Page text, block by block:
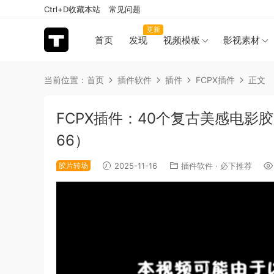
首页 发现
更新
视频模板 影视素材
Ctrl+D收藏本站 常见问题
当前位置： 首页 插件软件 插件 FCPX插件 正文
FCPX插件：40个复古美感电影
66）
胶片转场 2025-11-16 插件软件 · 必下推荐